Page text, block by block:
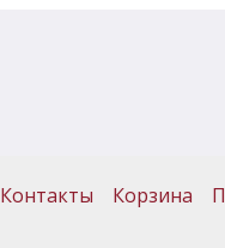
Контакты Корзина